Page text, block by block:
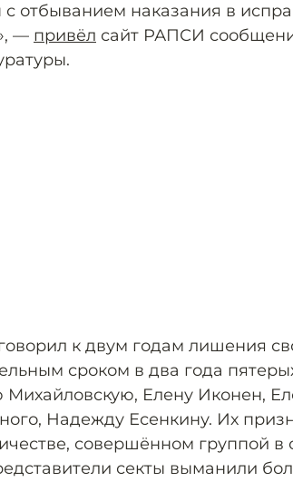
с отбыванием наказания в
— привёл сайт РАПСИ
к двум годам лишения
сроком в два года
Михайловскую, Елену Иконен,
Надежду Есенкину. Их
совершённом группой в
секты выманили